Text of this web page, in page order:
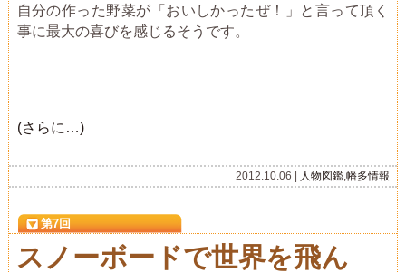
自分の作った野菜が「おいしかったぜ！」と言って頂く
事に最大の喜びを感じるそうです。
(さらに…)
2012.10.06 | 人物図鑑 ,幡多情報
第7回
スノーボードで世界を飛ん